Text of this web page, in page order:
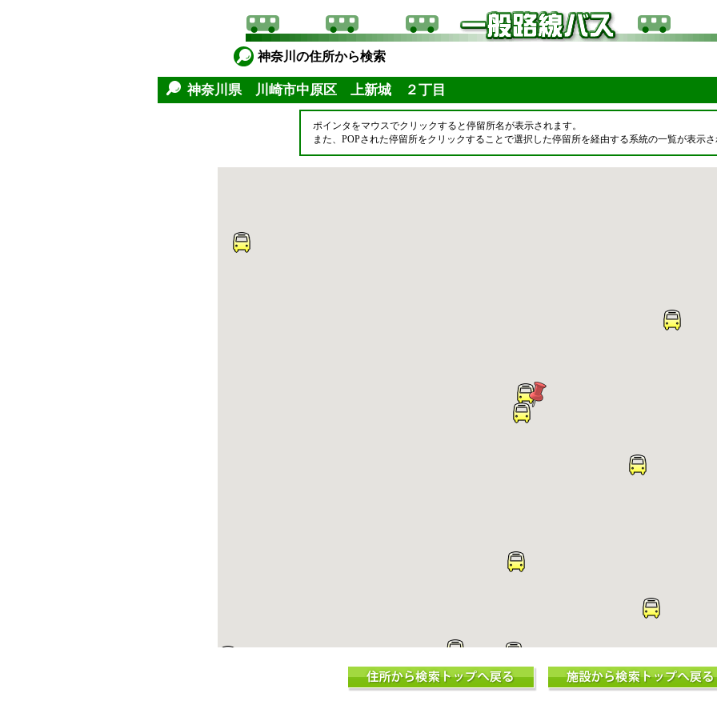
神奈川の住所から検索
神奈川県 川崎市中原区 上新城 ２丁目
ポインタをマウスでクリックすると停留所名が表示されます。
また、POPされた停留所をクリックすることで選択した停留所を経由する系統の一覧が表示